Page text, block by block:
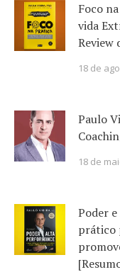
Foco
vida
Review
18 de
Paulo
18 de
Poder
prático